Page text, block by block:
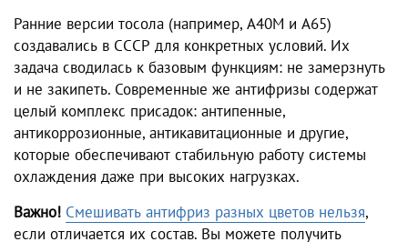
Ранние версии тосола (например, А40М и А65)
создавались в СССР для конкретных условий. Их
задача сводилась к базовым функциям: не замерзнуть
и не закипеть. Современные же антифризы содержат
целый комплекс присадок: антипенные,
антикоррозионные, антикавитационные и другие,
которые обеспечивают стабильную работу системы
охлаждения даже при высоких нагрузках.
Важно! Смешивать антифриз разных цветов нельзя,
если отличается их состав. Вы можете получить